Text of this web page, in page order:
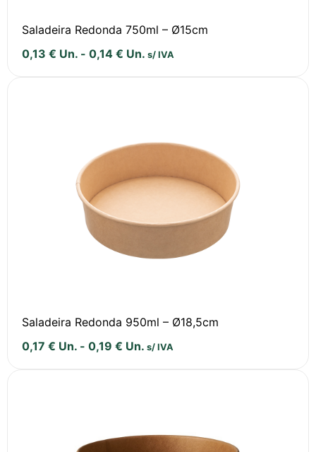
Saladeira Redonda 750ml – Ø15cm
0,13 € Un. - 0,14 € Un. s/ IVA
Saladeira Redonda 950ml – Ø18,5cm
0,17 € Un. - 0,19 € Un. s/ IVA